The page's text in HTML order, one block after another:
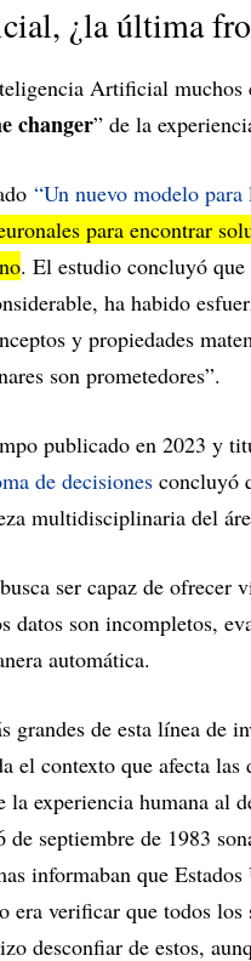
¿la última
Artificial
changer” de la
“Un nuevo modelo
para encontrar
. El estudio concluyó
ha habido
y propiedades
son prometedores”.
publicado en 2023 y
de decisiones concluyó
multidisciplinaria del
busca ser capaz de ofrecer
datos son incompletos,
automática.
grandes de esta línea de
el contexto que afecta
la experiencia humana al
de septiembre de 1983
informaban que
era verificar que todos
desconfiar de estos,